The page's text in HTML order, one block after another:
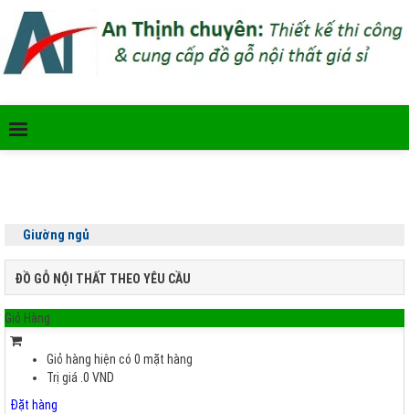
Giường ngủ
ĐỒ GỖ NỘI THẤT THEO YÊU CẦU
Giỏ Hàng
Giỏ hàng hiện có 0 mặt hàng
Trị giá .0 VND
Đặt hàng